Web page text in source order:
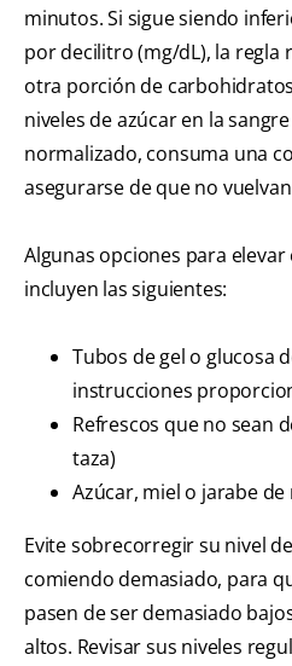
minutos. Si sigue siendo
por decilitro (mg/dL), la regla
otra porción de
niveles de azúcar en la
normalizado, consuma una
asegurarse de que no
Algunas opciones para
incluyen las siguientes:
Tubos de gel o glucosa
instrucciones
Refrescos que no sean
taza)
Azúcar, miel o jarabe
Evite sobrecorregir su nivel
comiendo demasiado, para
pasen de ser demasiado
altos. Revisar sus niveles